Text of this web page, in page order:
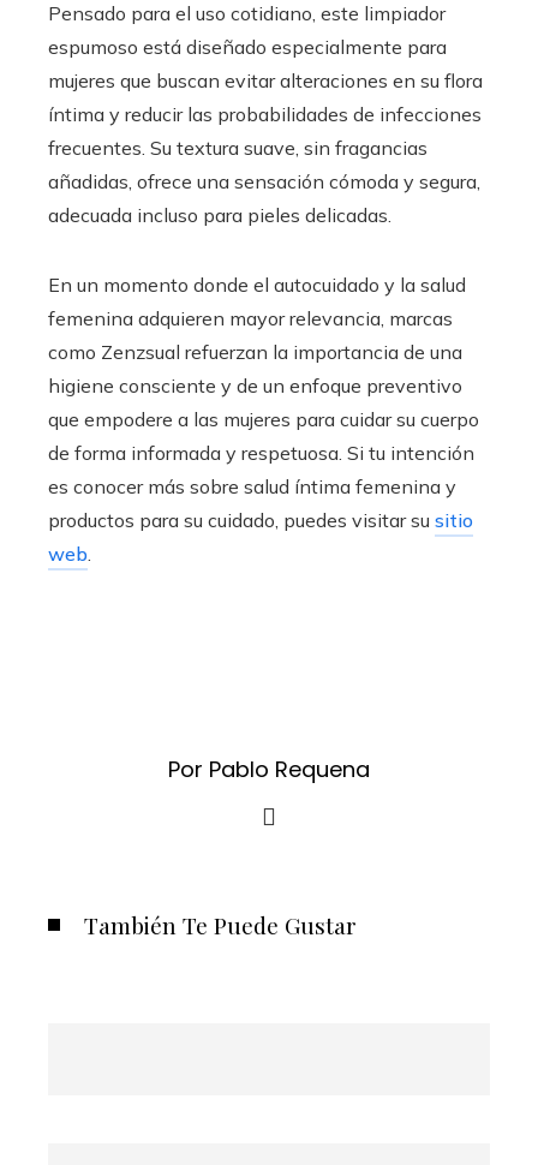
Pensado para el uso cotidiano, este limpiador
espumoso está diseñado especialmente para
mujeres que buscan evitar alteraciones en su flora
íntima y reducir las probabilidades de infecciones
frecuentes. Su textura suave, sin fragancias
añadidas, ofrece una sensación cómoda y segura,
adecuada incluso para pieles delicadas.
En un momento donde el autocuidado y la salud
femenina adquieren mayor relevancia, marcas
como Zenzsual refuerzan la importancia de una
higiene consciente y de un enfoque preventivo
que empodere a las mujeres para cuidar su cuerpo
de forma informada y respetuosa. Si tu intención
es conocer más sobre salud íntima femenina y
productos para su cuidado, puedes visitar su sitio
web.
Por Pablo Requena
También Te Puede Gustar